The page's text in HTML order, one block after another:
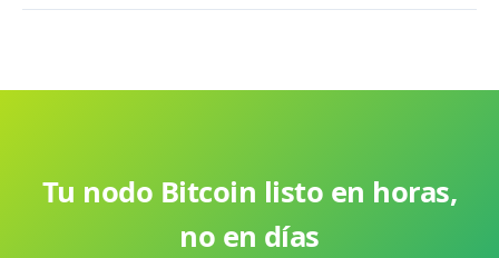
actual. Cuando el espacio se acerque al límite, podés hacer
Tu nodo Bitcoin listo en horas,
no en días